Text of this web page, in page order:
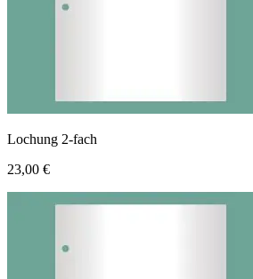
Lochung 2-fach
23,00 €